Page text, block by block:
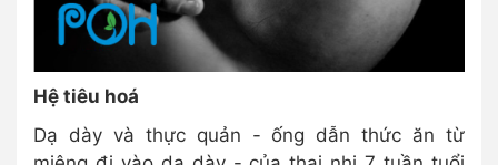
Hệ tiêu hoá
Dạ dày và thực quản - ống dẫn thức ăn từ